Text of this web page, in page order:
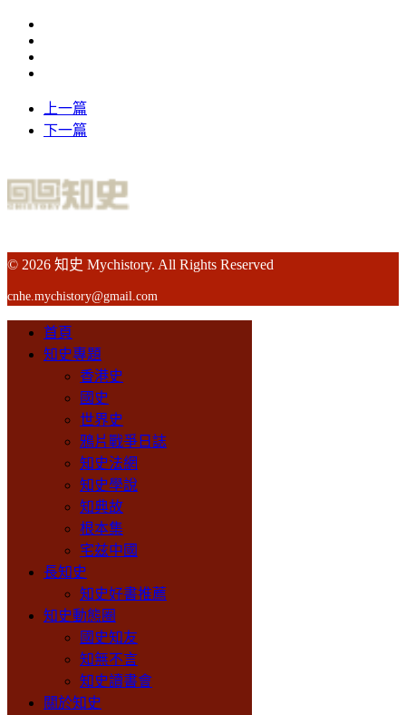
上一篇
下一篇
© 2026 知史 Mychistory. All Rights Reserved
cnhe.mychistory@gmail.com
首頁
知史專題
香港史
國史
世界史
鴉片戰爭日誌
知史法網
知史學說
知典故
根本集
宅兹中國
長知史
知史好書推薦
知史動態圈
國史知友
知無不言
知史讀書會
關於知史